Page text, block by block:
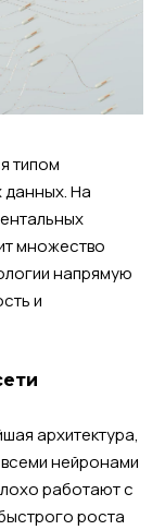
типом
На
множество
напрямую
и
архитектура,
нейронами
работают с
роста